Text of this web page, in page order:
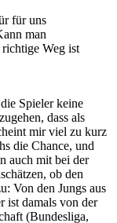
für uns
man
Weg ist
Spieler keine
dass als
mir viel zu kurz
die Chance, und
auch mit bei der
ob den
Von den Jungs aus
ist damals von der
(Bundesliga,